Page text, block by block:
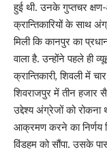
हुई थी. उनके गुप्तचर
क्रान्तिकारियों के साथ
मिली कि कानपुर का
वाला है. उन्होंने पहले ही
क्रान्तिकारी, शिवली में
शिवराजपुर में तीन हजार
उद्देश्य अंग्रेजों को
आक्रमण करने का निर्णय
विंडहम को सौंपा. उसके